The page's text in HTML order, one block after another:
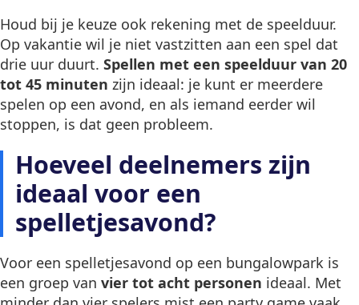
Houd bij je keuze ook rekening met de speelduur.
Op vakantie wil je niet vastzitten aan een spel dat
drie uur duurt. Spellen met een speelduur van 20
tot 45 minuten zijn ideaal: je kunt er meerdere
spelen op een avond, en als iemand eerder wil
stoppen, is dat geen probleem.
Hoeveel deelnemers zijn
ideaal voor een
spelletjesavond?
Voor een spelletjesavond op een bungalowpark is
een groep van vier tot acht personen ideaal. Met